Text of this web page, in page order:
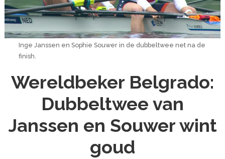
Inge Janssen en Sophie Souwer in de dubbeltwee net na de
finish.
Wereldbeker Belgrado:
Dubbeltwee van
Janssen en Souwer wint
goud